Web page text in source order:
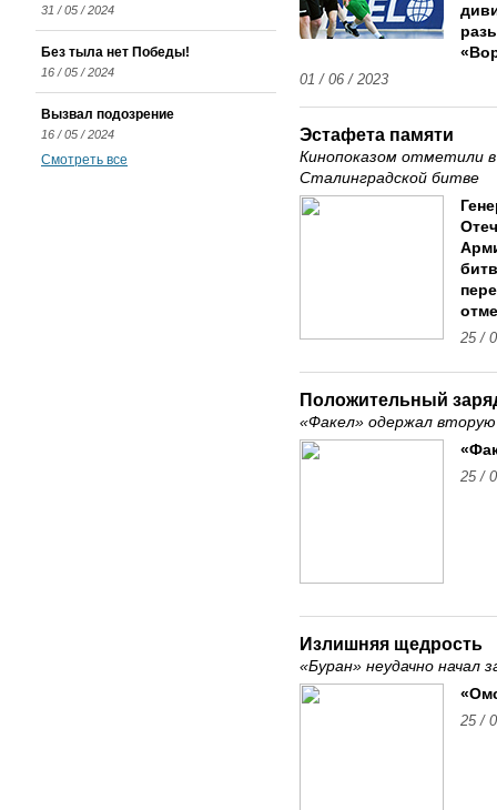
01 / 06 / 2023
Эстафета памяти
Кинопоказом отметили
Сталинградской битве
25 /
Положительный
«Факел» одержал
25 /
Излишняя щедрость
«Буран» неудачно начал
25 /
31 / 05 / 2024
Без тыла нет Победы!
16 / 05 / 2024
Вызвал подозрение
16 / 05 / 2024
Смотреть все